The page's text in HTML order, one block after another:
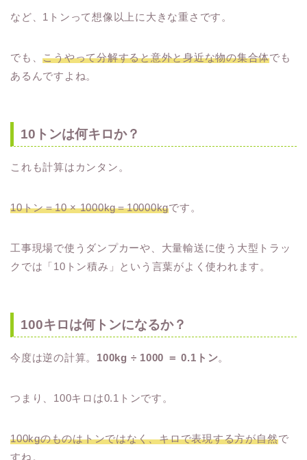
など、1トンって想像以上に大きな重さです。
でも、こうやって分解すると意外と身近な物の集合体でも
あるんですよね。
10トンは何キロか？
これも計算はカンタン。
10トン＝10 × 1000kg＝10000kgです。
工事現場で使うダンプカーや、大量輸送に使う大型トラッ
クでは「10トン積み」という言葉がよく使われます。
100キロは何トンになるか？
今度は逆の計算。 100kg ÷ 1000 ＝ 0.1トン。
つまり、100キロは0.1トンです。
100kgのものはトンではなく、キロで表現する方が自然で
すね。